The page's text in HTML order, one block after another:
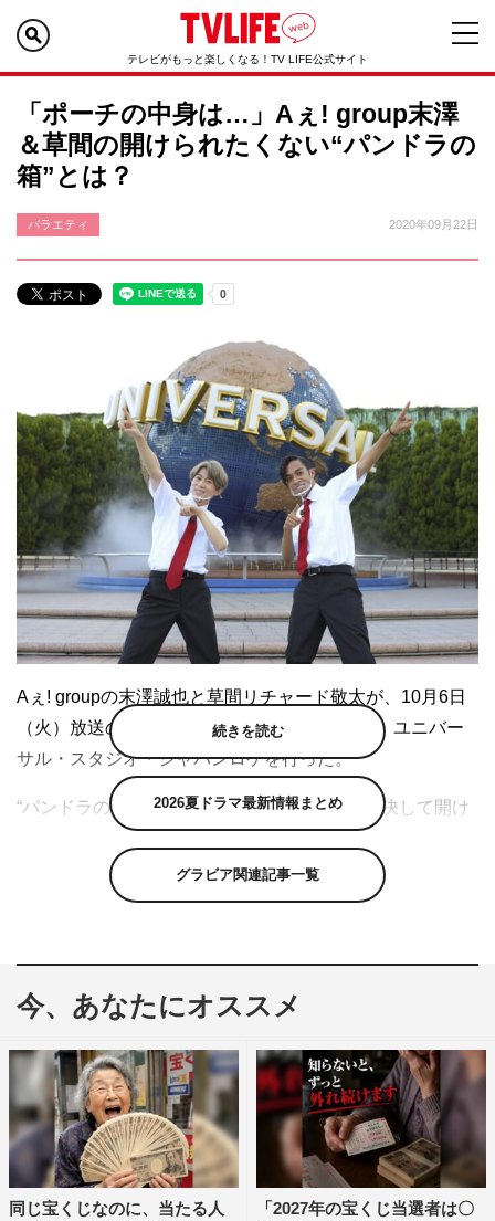
テレビがもっと楽しくなる！TV LIFE公式サイト
「ポーチの中身は…」Aぇ! group末澤
＆草間の開けられたくない“パンドラの
箱”とは？
バラエティ 2020年09月22日
Aぇ! groupの末澤誠也と草間リチャード敬太が、10月6日
（火）放送の『パンドラTV』（カンテレ）で、ユニバー
サル・スタジオ・ジャパンロケを行った。
“パンドラの箱”とは、不都合な真実が詰まった決して開け
「調べちゃまずい!? ヒミツやナゾ」つまり“関西のパンド
ラの箱”を関東人のアンタッチャブルが容赦なく開けてい
スポットやシンボルに隠された不都合な真実に迫る。
続きを読む
2026夏ドラマ最新情報まとめ
グラビア関連記事一覧
今、あなたにオススメ
同じ宝くじなのに、当たる人
「2027年の宝くじ当選者は〇